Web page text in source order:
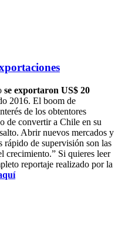
se exportaron US$ 20
2016. El boom de
de los obtentores
de convertir a Chile en su
Abrir nuevos mercados y
rápido de supervisión son las
crecimiento.” Si quieres leer
reportaje realizado por la